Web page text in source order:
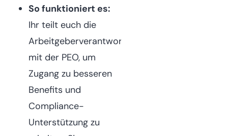
So funktioniert es:
Ihr teilt euch die
Arbeitgeberverantwortung
mit der PEO, um
Zugang zu besseren
Benefits und
Compliance-
Unterstützung zu